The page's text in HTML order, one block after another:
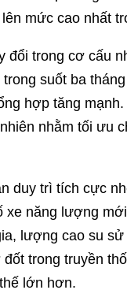
mức cao nhất
trong cơ cấu
suốt ba
hợp tăng
nhằm tối ưu
duy trì tích cực
xe năng lượng
lượng cao su
trong truyền
lớn hơn.